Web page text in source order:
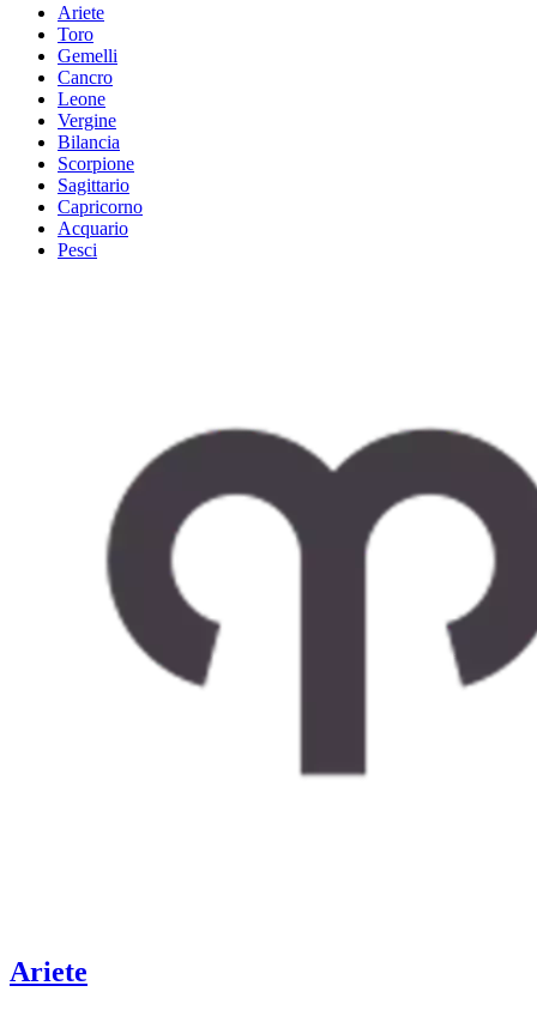
Ariete
Toro
Gemelli
Cancro
Leone
Vergine
Bilancia
Scorpione
Sagittario
Capricorno
Acquario
Pesci
Ariete